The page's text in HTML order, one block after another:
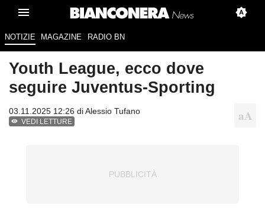
NOTIZIE MAGAZINE RADIO BN
Youth League, ecco dove
seguire Juventus-Sporting
03.11.2025 12:26 diAlessio Tufano
VEDI LETTURE